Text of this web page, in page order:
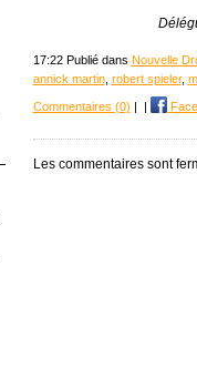
17:22 Publié dans Nouvelle
annick martin, robert spieler,
Commentaires (0) | |
Les commentaires sont